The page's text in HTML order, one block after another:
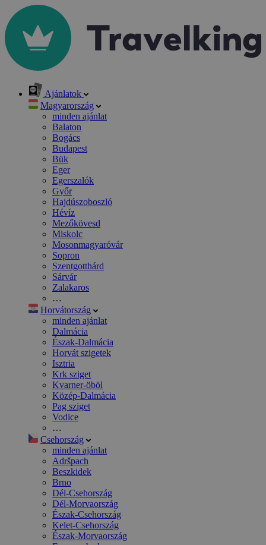
Ajánlatok
Magyarország
minden ajánlat
Balaton
Bogács
Budapest
Bük
Eger
Egerszalók
Győr
Hajdúszoboszló
Hévíz
Mezőkövesd
Miskolc
Mosonmagyaróvár
Sopron
Szentgotthárd
Sárvár
Zalakaros
…
Horvátország
minden ajánlat
Dalmácia
Észak-Dalmácia
Horvát szigetek
Isztria
Krk sziget
Kvarner-öböl
Közép-Dalmácia
Pag sziget
Vodice
…
Csehország
minden ajánlat
Adršpach
Beszkidek
Brno
Dél-Csehország
Dél-Morvaország
Észak-Csehország
Kelet-Csehország
Észak-Morvaország